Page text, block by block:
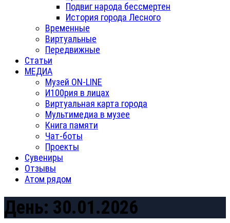
Подвиг народа бессмертен
История города Лесного
Временные
Виртуальные
Передвижные
Статьи
МЕДИА
Музей ON-LINE
И100рия в лицах
Виртуальная карта города
Мультимедиа в музее
Книга памяти
Чат-боты
Проекты
Сувениры
Отзывы
Атом рядом
День: 30.01.2026